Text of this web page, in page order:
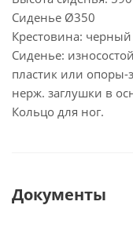
Сиденье Ø350
Крестовина: черный
Сиденье:
пластик или
нерж. заглушки в
Кольцо для ног.
Документы